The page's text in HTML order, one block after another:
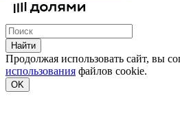
Найти
Продолжая использовать сайт, вы
использования файлов cookie.
OK